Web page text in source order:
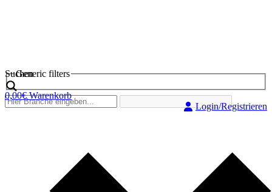
Suchen
Generic filters
0,00€ Warenkorb
Login/Registrieren